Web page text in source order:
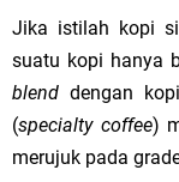
Jika istilah kopi
suatu kopi hanya
blend dengan
(specialty coffee)
merujuk pada